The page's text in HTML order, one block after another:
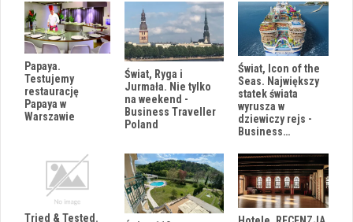
Papaya.
Testujemy
restaurację
Papaya w
Warszawie
Świat, Ryga i
Jurmała. Nie tylko
na weekend -
Business Traveller
Poland
Świat, Icon of the
Seas. Największy
statek świata
wyrusza w
dziewiczy rejs -
Business…
Tried & Tested.